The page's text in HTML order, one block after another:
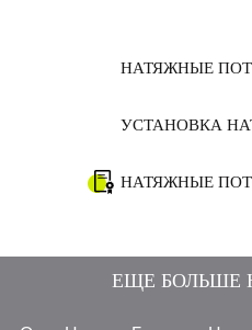
НАТЯЖНЫЕ
УСТАНОВКА
НАТЯЖНЫЕ
ЕЩЕ БОЛЬШЕ